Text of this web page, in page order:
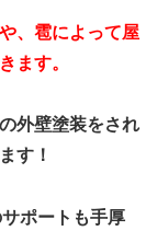
、雹によって屋
ます。
外壁塗装をされ
す！
ポートも手厚